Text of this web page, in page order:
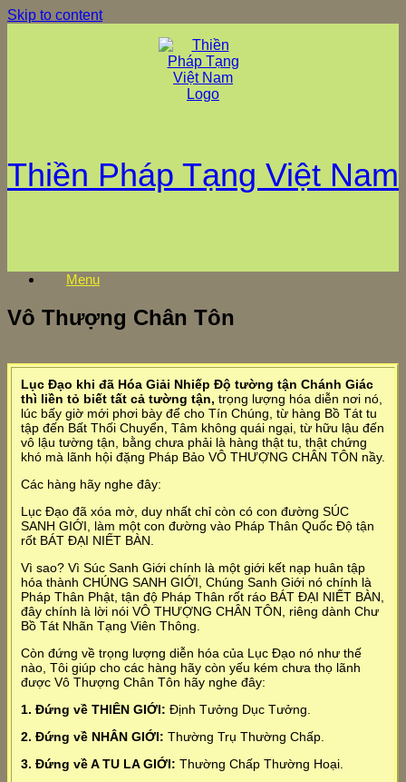
Skip to content
Thiền Pháp Tạng Việt Nam
Menu
Vô Thượng Chân Tôn
Lục Đạo khi đã Hóa Giải Nhiếp Độ tường tận Chánh Giác
thì liền tỏ biết tất cả tường tận, trọng lượng hóa diễn nơi nó,
lúc bấy giờ mới phơi bày để cho Tín Chúng, từ hàng Bồ Tát tu
tập đến Bất Thối Chuyển, Tâm không quái ngại, từ hữu lậu đến
vô lậu tường tận, bằng chưa phải là hàng thật tu, thật chứng
khó mà lãnh hội đặng Pháp Bảo VÔ THƯỢNG CHÂN TÔN nầy.
Các hàng hãy nghe đây:
Lục Đạo đã xóa mờ, duy nhất chỉ còn có con đường SÚC
SANH GIỚI, làm một con đường vào Pháp Thân Quốc Độ tận
rốt BÁT ĐẠI NIẾT BÀN.
Vì sao? Vì Súc Sanh Giới chính là một giới kết nạp huân tập
hóa thành CHÚNG SANH GIỚI, Chúng Sanh Giới nó chính là
Pháp Thân Phật, tận độ Pháp Thân rốt ráo BÁT ĐẠI NIẾT BÀN,
đây chính là lời nói VÔ THƯỢNG CHÂN TÔN, riêng dành Chư
Bồ Tát Nhãn Tạng Viên Thông.
Còn đứng về trọng lượng diễn hóa của Lục Đạo nó như thế
nào, Tôi giúp cho các hàng hãy còn yếu kém chưa thọ lãnh
được Vô Thượng Chân Tôn hãy nghe đây:
1. Đứng về THIÊN GIỚI: Định Tưởng Dục Tưởng.
2. Đứng về NHÂN GIỚI: Thường Trụ Thường Chấp.
3. Đứng về A TU LA GIỚI: Thường Chấp Thường Hoại.